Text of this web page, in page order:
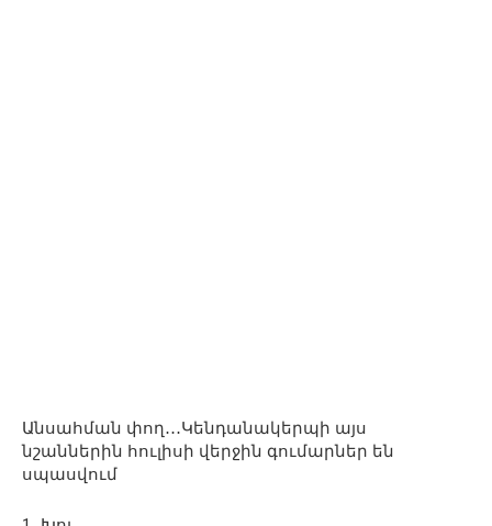
Անսահման փող․․․Կենդանակերպի այս
նշաններին հուլիսի վերջին գումարներ են
սպասվում